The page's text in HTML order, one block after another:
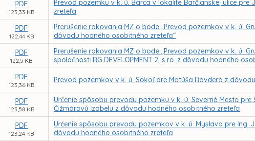
PDF
123,33 KB
Prevod pozemku v k. ú. Barca v lokalite Barčianskej ulice
zreteľa
PDF
122,44 KB
Prerušenie rokovania MZ o bode „Prevod pozemkov v k. ú.
dôvodu hodného osobitného zreteľa“
PDF
122,5 KB
Prerušenie rokovania MZ o bode „Prevod pozemkov v k. ú.
spoločnosti RG DEVELOPMENT 2, s.r.o. z dôvodu hodného
PDF
123,36 KB
Prevod pozemkov v k. ú. Sokoľ pre Matúša Rovdera z
PDF
123,58 KB
Určenie spôsobu prevodu pozemku v k. ú. Severné Mesto
Čižmárovú Izabelu z dôvodu hodného osobitného zreteľa
PDF
123,24 KB
Určenie spôsobu prevodu pozemkov v k. ú. Myslava pre Ing.
dôvodu hodného osobitného zreteľa